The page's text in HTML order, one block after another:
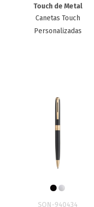
Touch de Metal
Canetas Touch
Personalizadas
SON-940434